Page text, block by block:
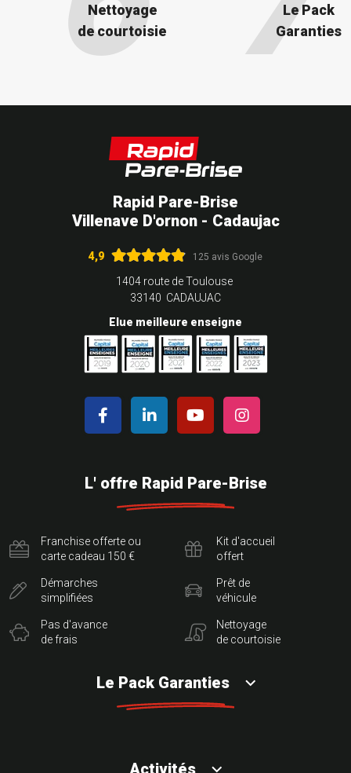
Nettoyage
de courtoisie
Le Pack
Garanties
Rapid Pare-Brise
Villenave D'ornon - Cadaujac
4,9 125 avis Google
1404 route de Toulouse
33140 CADAUJAC
Elue meilleure enseigne
L' offre Rapid Pare-Brise
Franchise offerte ou
carte cadeau 150 €
Démarches
simplifiées
Pas d'avance
de frais
Kit d'accueil
offert
Prêt de
véhicule
Nettoyage
de courtoisie
Le Pack Garanties
Activités